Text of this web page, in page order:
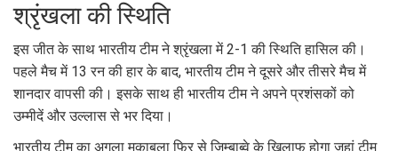
श्रृंखला की स्थिति
इस जीत के साथ भारतीय टीम ने श्रृंखला में 2-1 की स्थिति हासिल की।
पहले मैच में 13 रन की हार के बाद, भारतीय टीम ने दूसरे और तीसरे मैच में
शानदार वापसी की। इसके साथ ही भारतीय टीम ने अपने प्रशंसकों को
उम्मीदें और उल्लास से भर दिया।
भारतीय टीम का अगला मुकाबला फिर से जिम्बाब्वे के खिलाफ होगा जहां टीम